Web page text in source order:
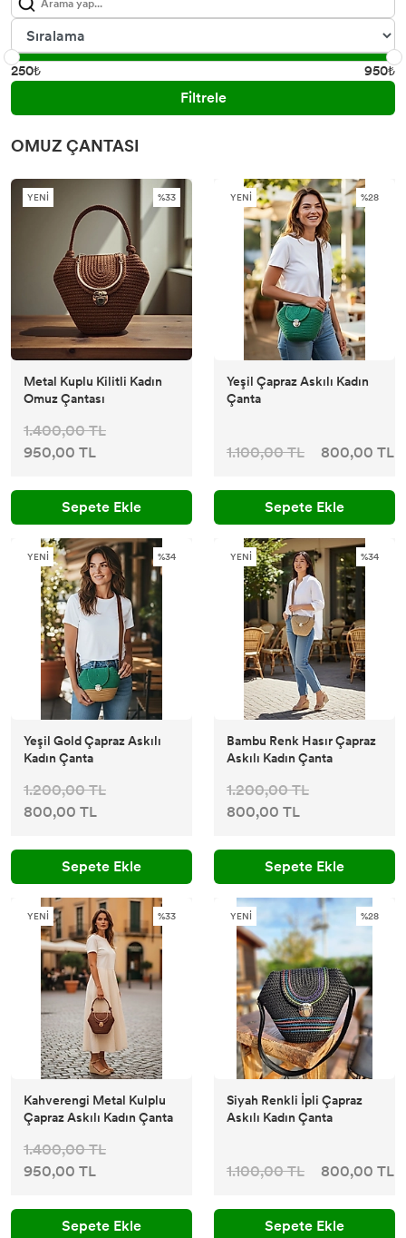
250₺ 950₺
Filtrele
OMUZ ÇANTASI
YENİ %33
Metal Kuplu Kilitli Kadın
Omuz Çantası
1.400,00 TL
950,00 TL
Sepete Ekle
YENİ %28
Yeşil Çapraz Askılı Kadın
Çanta
1.100,00 TL 800,00 TL
Sepete Ekle
YENİ %34
Yeşil Gold Çapraz Askılı
Kadın Çanta
1.200,00 TL
800,00 TL
Sepete Ekle
YENİ %34
Bambu Renk Hasır Çapraz
Askılı Kadın Çanta
1.200,00 TL
800,00 TL
Sepete Ekle
YENİ %33
Kahverengi Metal Kulplu
Çapraz Askılı Kadın Çanta
1.400,00 TL
950,00 TL
Sepete Ekle
YENİ %28
Siyah Renkli İpli Çapraz
Askılı Kadın Çanta
1.100,00 TL 800,00 TL
Sepete Ekle